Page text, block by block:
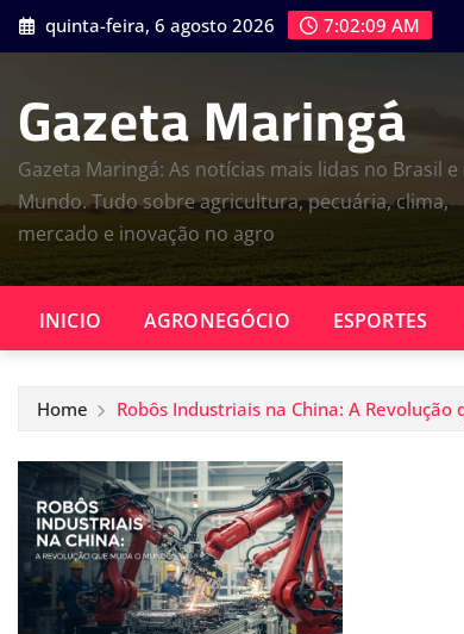
Skip
to
quinta-feira, 6 agosto 2026 7:02:10 AM
Gazeta Maringá
Gazeta Maringá: As notícias mais lidas no Brasil e
Mundo. Tudo sobre agricultura, pecuária, clima,
mercado e inovação no agro
INICIO AGRONEGÓCIO ESPORTES
Home Robôs Industriais na China: A